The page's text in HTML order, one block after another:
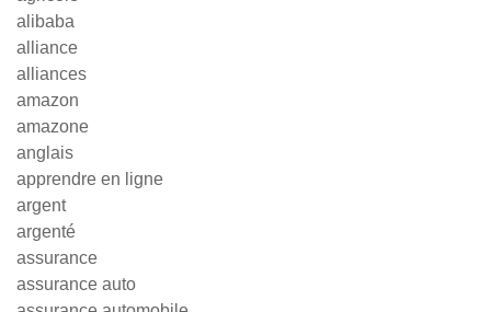
alibaba
alliance
alliances
amazon
amazone
anglais
apprendre en ligne
argent
argenté
assurance
assurance auto